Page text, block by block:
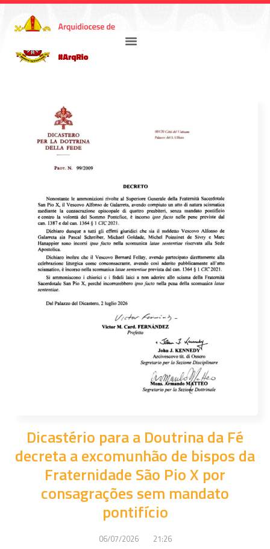
Dicastério para a Doutrina da Fé
decreta a excomunhão de bispos da
Fraternidade São Pio X por
consagrações sem mandato
pontifício
06/07/2026 21:26